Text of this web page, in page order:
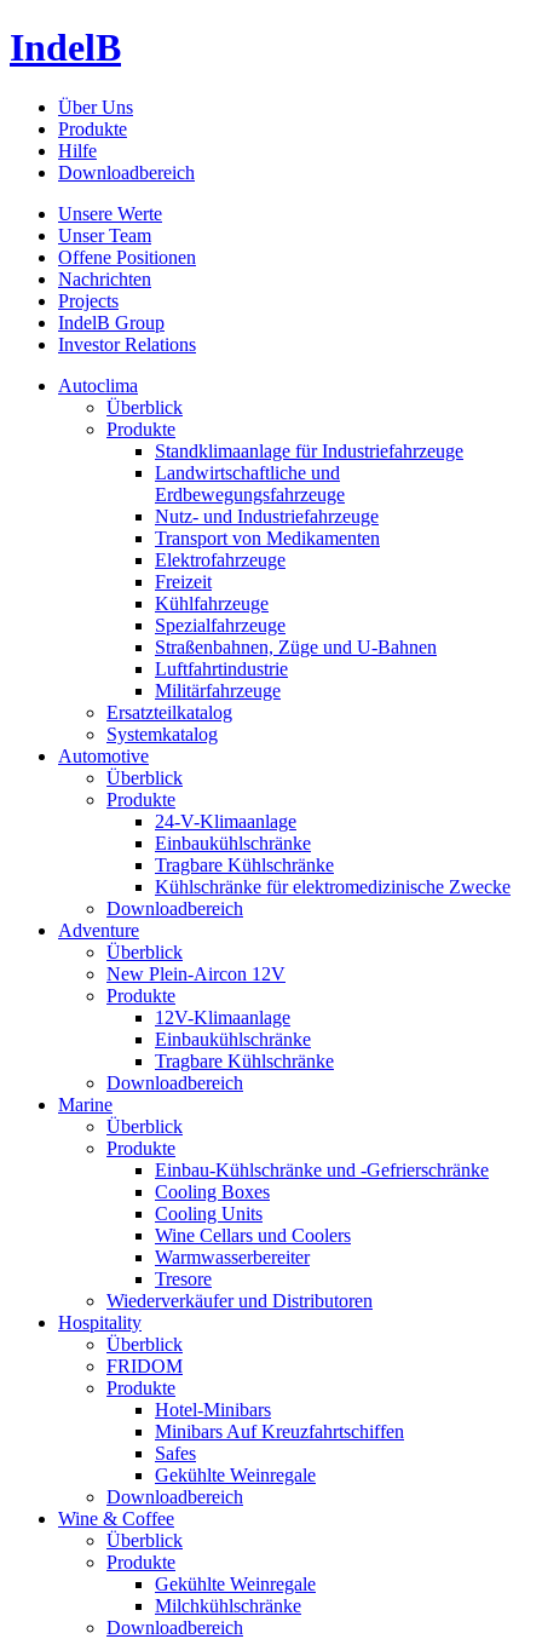
IndelB
Über Uns
Produkte
Hilfe
Downloadbereich
Unsere Werte
Unser Team
Offene Positionen
Nachrichten
Projects
IndelB Group
Investor Relations
Autoclima
Überblick
Produkte
Standklimaanlage für Industriefahrzeuge
Landwirtschaftliche und
Erdbewegungsfahrzeuge
Nutz- und Industriefahrzeuge
Transport von Medikamenten
Elektrofahrzeuge
Freizeit
Kühlfahrzeuge
Spezialfahrzeuge
Straßenbahnen, Züge und U-Bahnen
Luftfahrtindustrie
Militärfahrzeuge
Ersatzteilkatalog
Systemkatalog
Automotive
Überblick
Produkte
24-V-Klimaanlage
Einbaukühlschränke
Tragbare Kühlschränke
Kühlschränke für elektromedizinische Zwecke
Downloadbereich
Adventure
Überblick
New Plein-Aircon 12V
Produkte
12V-Klimaanlage
Einbaukühlschränke
Tragbare Kühlschränke
Downloadbereich
Marine
Überblick
Produkte
Einbau-Kühlschränke und -Gefrierschränke
Cooling Boxes
Cooling Units
Wine Cellars und Coolers
Warmwasserbereiter
Tresore
Wiederverkäufer und Distributoren
Hospitality
Überblick
FRIDOM
Produkte
Hotel-Minibars
Minibars Auf Kreuzfahrtschiffen
Safes
Gekühlte Weinregale
Downloadbereich
Wine & Coffee
Überblick
Produkte
Gekühlte Weinregale
Milchkühlschränke
Downloadbereich